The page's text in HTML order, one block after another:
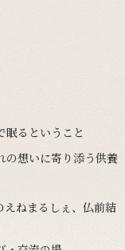
るということ
想いに寄り添う供養
ねまるしぇ、仏前結